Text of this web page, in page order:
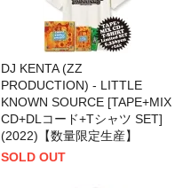
DJ KENTA (ZZ
PRODUCTION) - LITTLE
KNOWN SOURCE [TAPE+MIX
CD+DLコード+Tシャツ SET]
(2022)【数量限定生産】
SOLD OUT